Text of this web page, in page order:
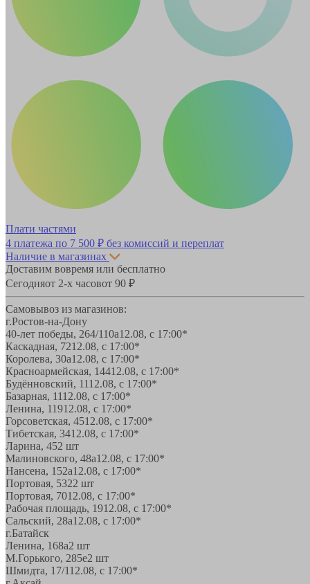
Плати частями
4 платежа по 7 500 ₽ без комиссий и переплат
Наличие в магазинах
Доставим вовремя или бесплатно
Сегодняот 2-х часовот 90 ₽
Самовывоз из магазинов:
г.Ростов-на-Дону
40-лет победы, 264/110а12.08, с 17:00*
Каскадная, 7212.08, с 17:00*
Королева, 30а12.08, с 17:00*
Красноармейская, 14412.08, с 17:00*
Будённовский, 1112.08, с 17:00*
Базарная, 1112.08, с 17:00*
Ленина, 11912.08, с 17:00*
Горсоветская, 4512.08, с 17:00*
Тибетская, 3412.08, с 17:00*
Ларина, 452 шт
Малиновского, 48а12.08, с 17:00*
Нансена, 152а12.08, с 17:00*
Портовая, 5322 шт
Портовая, 7012.08, с 17:00*
Рабочая площадь, 1912.08, с 17:00*
Сальский, 28a12.08, с 17:00*
г.Батайск
Ленина, 168а2 шт
М.Горького, 285е2 шт
Шмидта, 17/112.08, с 17:00*